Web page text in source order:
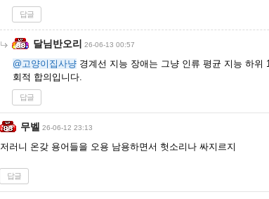
답글
달님반오리 26-06-13 00:57
@고양이집사냥 경계선 지능 장애는 그냥 인류 평균 지능 하
회적 합의입니다.
답글
무벨 26-06-12 23:13
저러니 온갖 용어들을 오용 남용하면서 헛소리나 싸지르지
답글